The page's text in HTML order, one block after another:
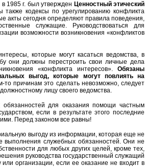
1985 г. был утвержден Ценностный этический
кодексы по урегулированию конфликта
акты сегодня определяют правила поведения,
служащие. Руководствоваться для
возможности возникновения «конфликтов
которые могут касаться ведомства, в
они должны перестроить свои личные дела
«конфликта интересов». Обязаны
выгод,
которые могут повлиять на
то причинам это сделать невозможно, следует
лицу своего ведомства.
обязанностей для оказания помощи частным
если в результате этого последние
Перед законом все равны!
выгоду из информации, которая еще не
выполнения служебных обязанностей. Они не
для любых других целей, кроме тех,
руководства государственный служащий
организации, если ее оказание не входит в